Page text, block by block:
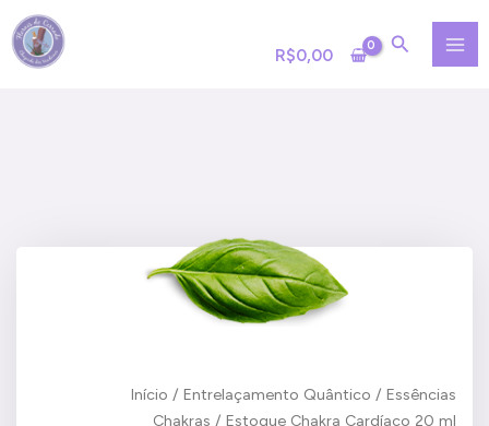
para
R$0,00
Início / Entrelaçamento Quântico / Essências
Chakras / Estoque Chakra Cardíaco 20 ml